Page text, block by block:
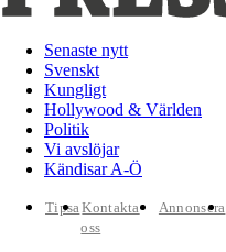
Senaste nytt
Svenskt
Kungligt
Hollywood & Världen
Politik
Vi avslöjar
Kändisar A-Ö
TipsaKontakta
oss
Annonsera